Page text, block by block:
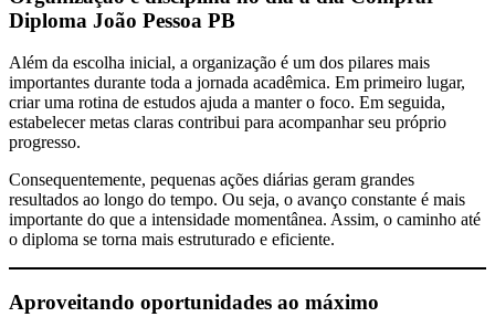
Diploma João Pessoa PB
Além da escolha inicial, a organização é um dos pilares mais
importantes durante toda a jornada acadêmica. Em primeiro lugar,
criar uma rotina de estudos ajuda a manter o foco. Em seguida,
estabelecer metas claras contribui para acompanhar seu próprio
progresso.
Consequentemente, pequenas ações diárias geram grandes
resultados ao longo do tempo. Ou seja, o avanço constante é mais
importante do que a intensidade momentânea. Assim, o caminho até
o diploma se torna mais estruturado e eficiente.
Aproveitando oportunidades ao máximo